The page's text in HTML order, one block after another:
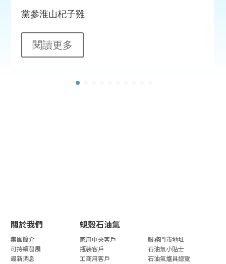
黨參淮山杞子雞
閱讀更多
關於我們 蜆殼石油氣
集團簡介
可持續發展
最新消息
家用中央客戶
瓶裝客戶
工商用客戶
服務門市地址
石油氣小貼士
石油氣爐具總覽